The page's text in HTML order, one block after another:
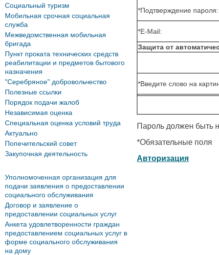
*Подтверждение пароля:
*E-Mail:
Защита от
*Введите слово на
Пароль должен быть
*Обязательные поля
Авторизация
Социальный туризм
Мобильная срочная социальная
служба
Межведомственная мобильная
бригада
Пункт проката технических средств
реабилитации и предметов бытового
назначения
"Серебряное" добровольчество
Полезные ссылки
Порядок подачи жалоб
Независимая оценка
Специальная оценка условий труда
Актуально
Попечительский совет
Закупочная деятельность
Уполномоченная организация для
подачи заявления о предоставлении
социального обслуживания
Договор и заявление о
предоставлении социальных услуг
Анкета удовлетворенности граждан
предоставлением социальных услуг в
форме социального обслуживания
на дому